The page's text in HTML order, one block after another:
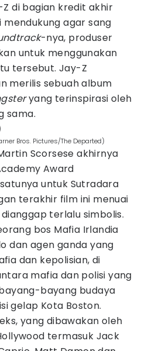
di bagian kredit akhir
agar sang
-nya, produser
untuk menggunakan
tersebut. Jay-Z
merilis sebuah album
yang terinspirasi oleh
sama.
Bros. Pictures/The Departed)
Scorsese akhirnya
Award
untuk Sutradara
terakhir film ini menuai
terlalu simbolis.
bos Mafia Irlandia
dan agen ganda yang
dan kepolisian, di
mafia dan polisi yang
bayang budaya
gelap Kota Boston.
yang dibawakan oleh
termasuk Jack